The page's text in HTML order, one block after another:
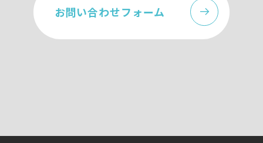
お問い合わせフォーム